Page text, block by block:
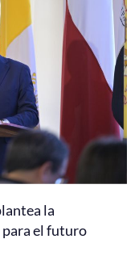
la
para el futuro